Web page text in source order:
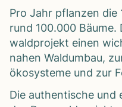
Pro Jahr pflan­zen die
rund 100.000
wald­pro­jekt einen
na­hen Wald­um­bau,
öko­sys­teme und zur
Die authen­ti­sche und